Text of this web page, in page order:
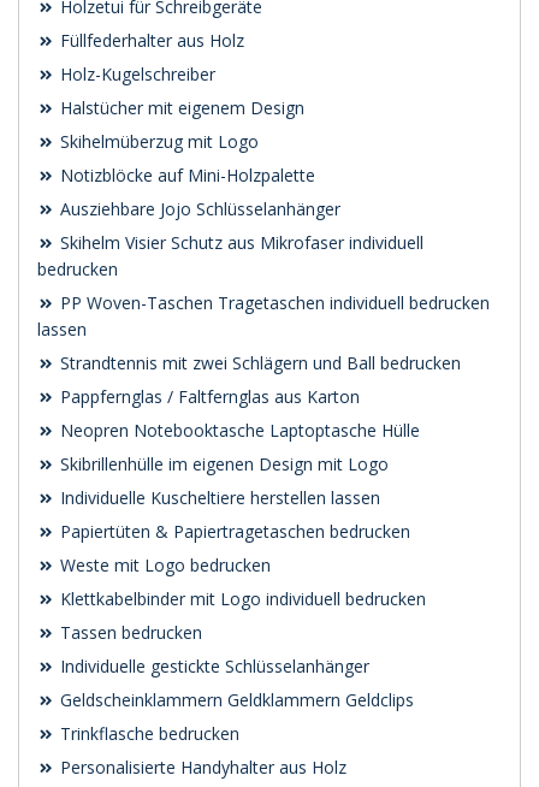
Holzetui für Schreibgeräte
Füllfederhalter aus Holz
Holz-Kugelschreiber
Halstücher mit eigenem Design
Skihelmüberzug mit Logo
Notizblöcke auf Mini-Holzpalette
Ausziehbare Jojo Schlüsselanhänger
Skihelm Visier Schutz aus Mikrofaser individuell
bedrucken
PP Woven-Taschen Tragetaschen individuell bedrucken
lassen
Strandtennis mit zwei Schlägern und Ball bedrucken
Pappfernglas / Faltfernglas aus Karton
Neopren Notebooktasche Laptoptasche Hülle
Skibrillenhülle im eigenen Design mit Logo
Individuelle Kuscheltiere herstellen lassen
Papiertüten & Papiertragetaschen bedrucken
Weste mit Logo bedrucken
Klettkabelbinder mit Logo individuell bedrucken
Tassen bedrucken
Individuelle gestickte Schlüsselanhänger
Geldscheinklammern Geldklammern Geldclips
Trinkflasche bedrucken
Personalisierte Handyhalter aus Holz